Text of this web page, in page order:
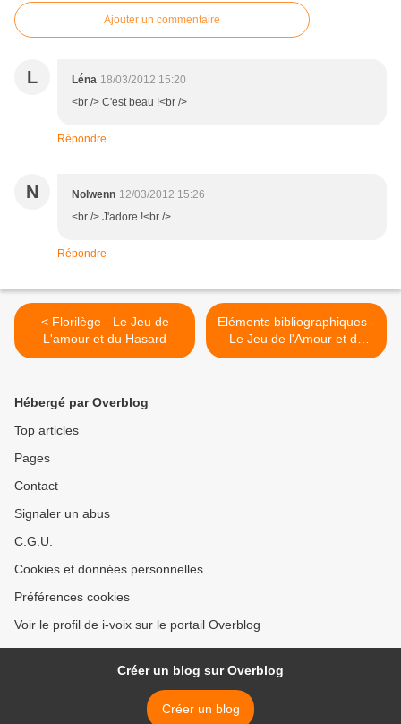
Ajouter un commentaire
L Léna 18/03/2012 15:20
<br /> C'est beau !<br />
Répondre
N Nolwenn 12/03/2012 15:26
<br /> J'adore !<br />
Répondre
< Florilège - Le Jeu de
L'amour et du Hasard
Eléments bibliographiques -
Le Jeu de l'Amour et du
Hasard. >
Hébergé par Overblog
Top articles
Pages
Contact
Signaler un abus
C.G.U.
Cookies et données personnelles
Préférences cookies
Voir le profil de i-voix sur le portail Overblog
Créer un blog sur Overblog
Créer un blog